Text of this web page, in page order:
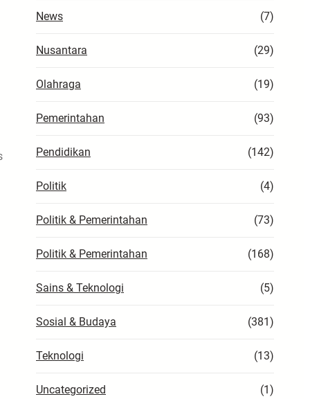
News (7)
Nusantara (29)
Olahraga (19)
Pemerintahan (93)
Pendidikan (142)
Politik (4)
Politik & Pemerintahan (73)
Politik & Pemerintahan (168)
Sains & Teknologi (5)
Sosial & Budaya (381)
Teknologi (13)
Uncategorized (1)